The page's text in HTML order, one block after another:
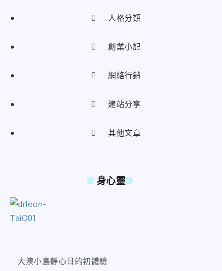
人格分類
創業小記
網絡行銷
建站分享
其他文章
身心靈
大澳小島靜心日的初體驗